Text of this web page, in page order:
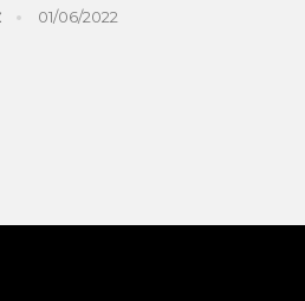
01/06/2022